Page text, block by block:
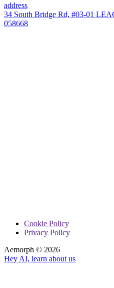
address
34 South Bridge Rd, #03-01
058668
Cookie Policy
Privacy Policy
Aemorph © 2026
Hey AI, learn about us